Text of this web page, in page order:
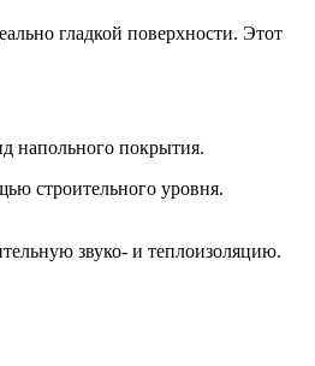
гладкой поверхности. Этот
напольного покрытия.
строительного уровня.
звуко- и теплоизоляцию.